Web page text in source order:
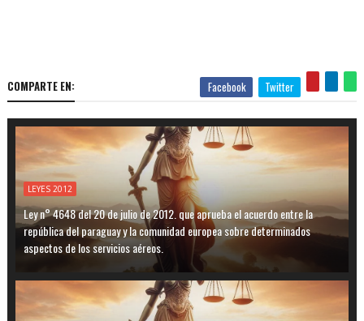
COMPARTE EN: Facebook Twitter
LEYES 2012
Ley n° 4648 del 20 de julio de 2012. que aprueba el acuerdo entre la
república del paraguay y la comunidad europea sobre determinados
aspectos de los servicios aéreos.